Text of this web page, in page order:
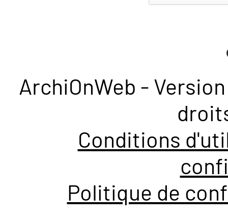
ArchiOnWeb -
Conditions
Politique de